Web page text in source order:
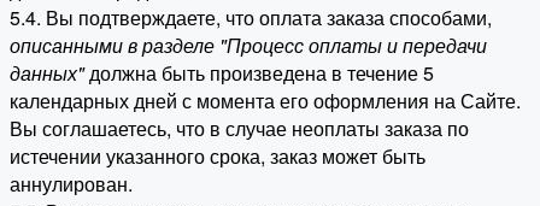
5.4. Вы подтверждаете, что оплата заказа способами,
описанными в разделе "Процесс оплаты и передачи
данных"должна быть произведена в течение 5
календарных дней с момента его оформления на Сайте.
Вы соглашаетесь, что в случае неоплаты заказа по
истечении указанного срока, заказ может быть
аннулирован.